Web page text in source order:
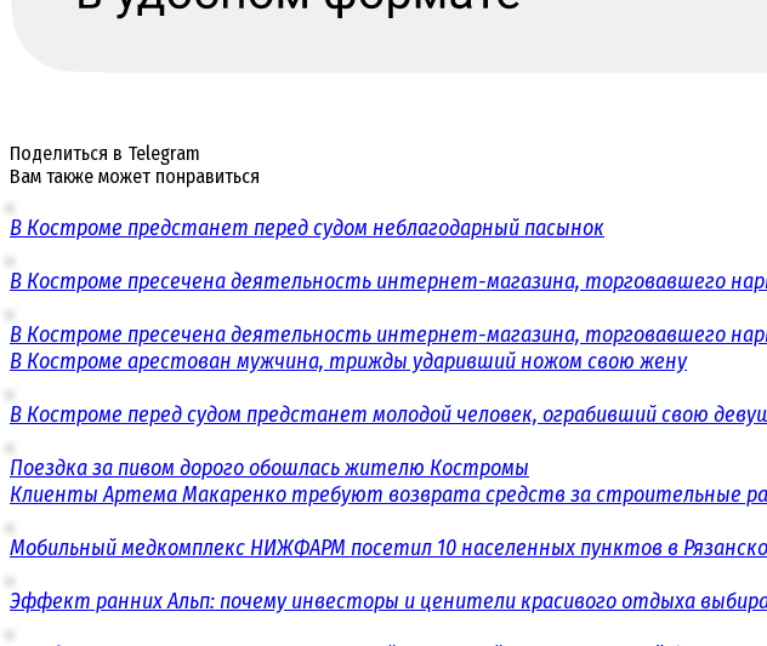
Поделиться в Telegram
Вам также может понравиться
В Костроме предстанет перед судом неблагодарный пасынок
В Костроме пресечена деятельность интернет-магазина, торговавшего
В Костроме пресечена деятельность интернет-магазина, торговавшего
В Костроме арестован мужчина, трижды ударивший ножом свою жену
В Костроме перед судом предстанет молодой человек, ограбивший свою
Поездка за пивом дорого обошлась жителю Костромы
Клиенты Артема Макаренко требуют возврата средств за строительные
Мобильный медкомплекс НИЖФАРМ посетил 10 населенных пунктов в
Эффект ранних Альп: почему инвесторы и ценители красивого отдыха